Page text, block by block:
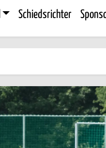
Schiedsrichter